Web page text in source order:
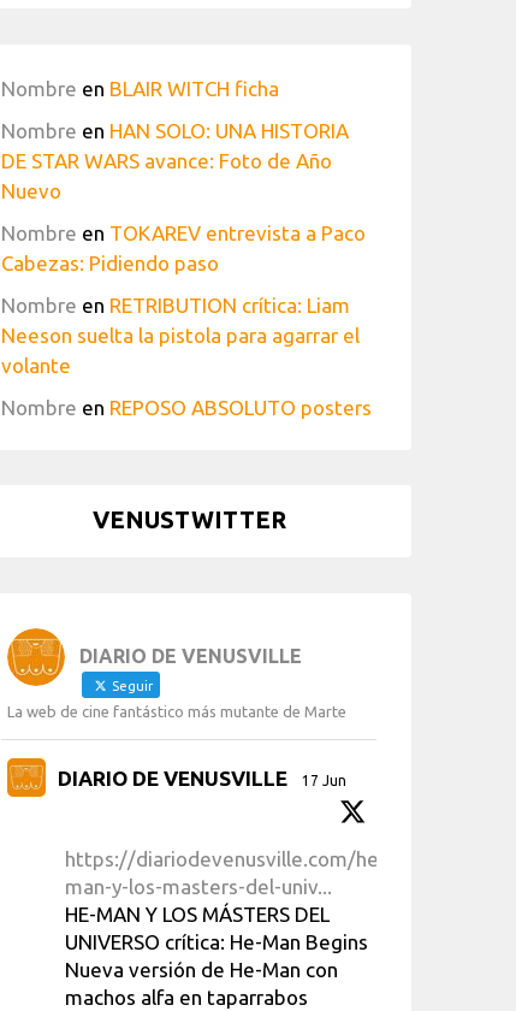
Nombre en BLAIR WITCH ficha
Nombre en HAN SOLO: UNA HISTORIA
DE STAR WARS avance: Foto de Año
Nuevo
Nombre en TOKAREV entrevista a Paco
Cabezas: Pidiendo paso
Nombre en RETRIBUTION crítica: Liam
Neeson suelta la pistola para agarrar el
volante
Nombre en REPOSO ABSOLUTO posters
VENUSTWITTER
DIARIO DE VENUSVILLE
Seguir
La web de cine fantástico más mutante de Marte
DIARIO DE VENUSVILLE 17 Jun
https://diariodevenusville.com/he-
man-y-los-masters-del-univ...
HE-MAN Y LOS MÁSTERS DEL
UNIVERSO crítica: He-Man Begins
Nueva versión de He-Man con
machos alfa en taparrabos